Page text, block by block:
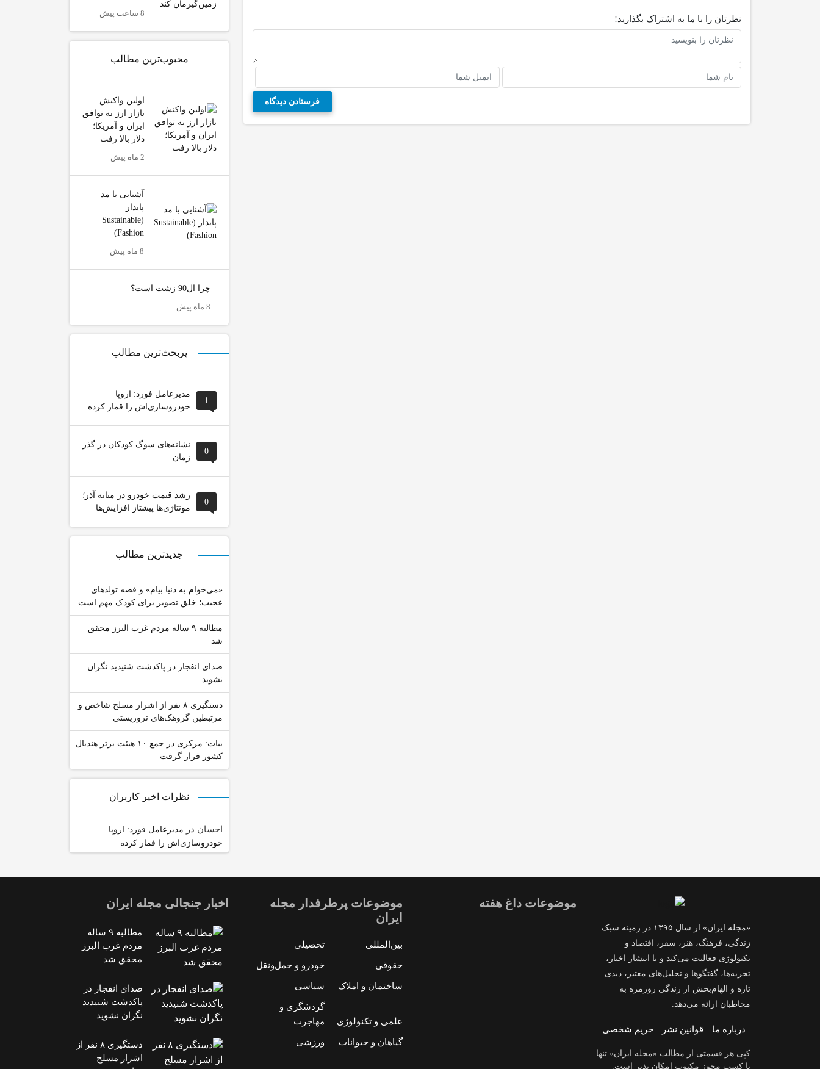
نظرتان را با ما به اشتراک بگذارید!
8 ساعت پیش
محبوب‌ترین مطالب
اولین واکنش
بازار ارز به توافق
ایران و آمریکا؛
دلار بالا رفت
2 ماه پیش
آشنایی با مد
پایدار
(Sustainable
Fashion)
8 ماه پیش
چرا ال90 زشت است؟
8 ماه پیش
پربحث‌ترین مطالب
1
مدیرعامل فورد: اروپا
خودروسازی‌اش را قمار کرده
0
نشانه‌های سوگ کودکان در گذر
زمان
0
رشد قیمت خودرو در میانه آذر؛
مونتاژی‌ها پیشتاز افزایش‌ها
جدیدترین مطالب
«می‌خوام به دنیا بیام» و قصه تولدهای
عجیب؛ خلق تصویر برای کودک مهم است
مطالبه ۹ ساله مردم غرب البرز محقق
شد
صدای انفجار در پاکدشت شنیدید نگران
نشوید
دستگیری ۸ نفر از اشرار مسلح شاخص و
مرتبطین گروهک‌های تروریستی
بیات: مرکزی در جمع ۱۰ هیئت برتر هندبال
کشور قرار گرفت
نظرات اخیر کاربران
احسان در مدیرعامل فورد: اروپا
خودروسازی‌اش را قمار کرده
«مجله ایران» از سال ۱۳۹۵ در زمینه سبک
زندگی، فرهنگ، هنر، سفر، اقتصاد و
تکنولوژی فعالیت می‌کند و با انتشار اخبار،
تجربه‌ها، گفتگوها و تحلیل‌های معتبر، دیدی
تازه و الهام‌بخش از زندگی روزمره به
مخاطبان ارائه می‌دهد.
درباره ما قوانین نشر حریم شخصی
کپی هر قسمتی از مطالب «مجله ایران» تنها
با کسب مجوز مکتوب امکان پذیر است.
موضوعات داغ هفته
موضوعات پرطرفدار مجله
ایران
بین‌المللی تحصیلی
حقوقی خودرو و حمل‌و‌نقل
ساختمان و املاک سیاسی
علمی و تکنولوژی
گردشگری و
مهاجرت
گیاهان و حیوانات ورزشی
اخبار جنجالی مجله ایران
مطالبه ۹ ساله
مردم غرب البرز
محقق شد
صدای انفجار در
پاکدشت شنیدید
نگران نشوید
دستگیری ۸ نفر از
اشرار مسلح